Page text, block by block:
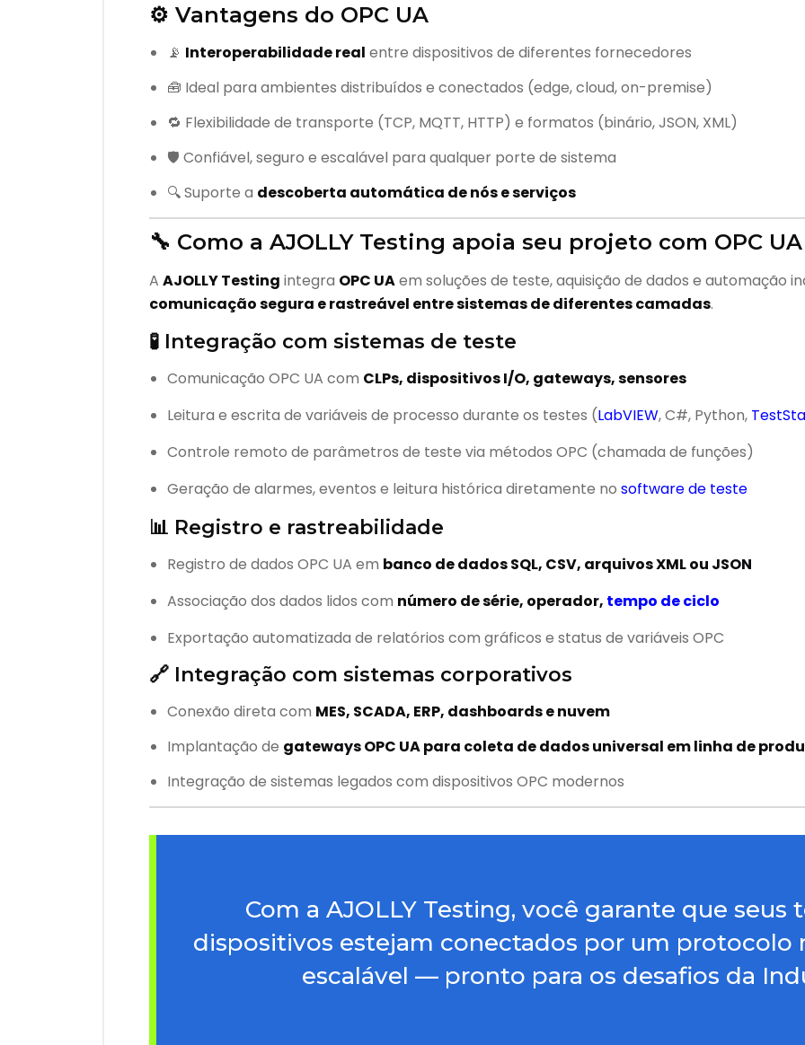
⚙️ Vantagens do OPC UA
📡 Interoperabilidade real entre dispositivos de diferentes fornecedores
🧰 Ideal para ambientes distribuídos e conectados (edge, cloud, on-premise)
🔁 Flexibilidade de transporte (TCP, MQTT, HTTP) e formatos (binário, JSON, XML)
🛡️ Confiável, seguro e escalável para qualquer porte de sistema
🔍 Suporte a descoberta automática de nós e serviços
🔧 Como a AJOLLY Testing apoia seu projeto com OPC UA
A AJOLLY Testing integra OPC UAem soluções de teste, aquisição de dados e automação
comunicação segura e rastreável entre sistemas de diferentes camadas.
🧪 Integração com sistemas de teste
Comunicação OPC UA com CLPs, dispositivos I/O, gateways, sensores
Leitura e escrita de variáveis de processo durante os testes (LabVIEW, C#, Python,
Controle remoto de parâmetros de teste via métodos OPC (chamada de funções)
Geração de alarmes, eventos e leitura histórica diretamente no software de teste
📊 Registro e rastreabilidade
Registro de dados OPC UA em banco de dados SQL, CSV, arquivos XML ou JSON
Associação dos dados lidos com número de série, operador, tempo de ciclo
Exportação automatizada de relatórios com gráficos e status de variáveis OPC
🔗 Integração com sistemas corporativos
Conexão direta com MES, SCADA, ERP, dashboards e nuvem
Implantação de gateways OPC UA para coleta de dados universal em linha de
Integração de sistemas legados com dispositivos OPC modernos
Com a AJOLLY Testing, você garante que seus
dispositivos estejam conectados por um protocolo
escalável — pronto para os desafios da